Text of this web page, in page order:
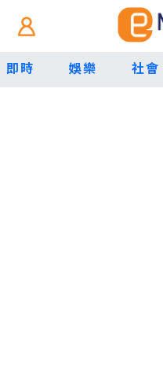
即時 娛樂 社會